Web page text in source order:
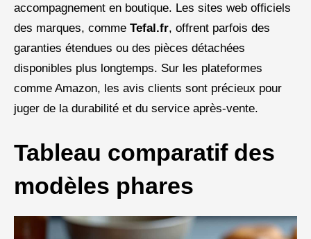
accompagnement en boutique. Les sites web officiels
des marques, comme Tefal.fr, offrent parfois des
garanties étendues ou des pièces détachées
disponibles plus longtemps. Sur les plateformes
comme Amazon, les avis clients sont précieux pour
juger de la durabilité et du service après-vente.
Tableau comparatif des
modèles phares